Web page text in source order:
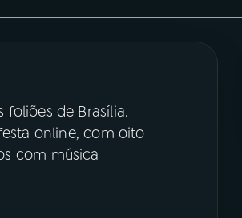
foliões de Brasília.
online, com oito
com música